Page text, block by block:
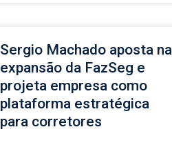
Sergio Machado aposta na
expansão da FazSeg e
projeta empresa como
plataforma estratégica
para corretores